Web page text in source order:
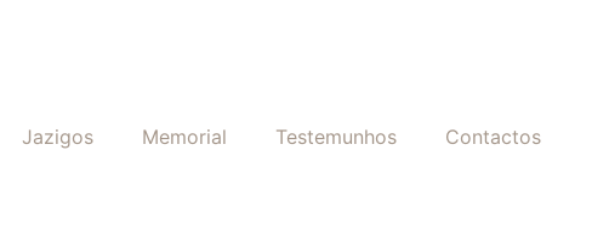
Jazigos Memorial Testemunhos Contactos